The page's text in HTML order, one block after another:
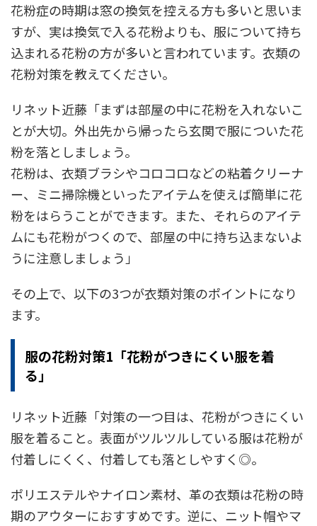
花粉症の時期は窓の換気を控える方も多いと思いま
すが、実は換気で入る花粉よりも、服について持ち
込まれる花粉の方が多いと言われています。衣類の
花粉対策を教えてください。
リネット近藤「まずは部屋の中に花粉を入れないこ
とが大切。外出先から帰ったら玄関で服についた花
粉を落としましょう。
花粉は、衣類ブラシやコロコロなどの粘着クリーナ
ー、ミニ掃除機といったアイテムを使えば簡単に花
粉をはらうことができます。また、それらのアイテ
ムにも花粉がつくので、部屋の中に持ち込まないよ
うに注意しましょう」
その上で、以下の3つが衣類対策のポイントになり
ます。
服の花粉対策1「花粉がつきにくい服を着
る」
リネット近藤「対策の一つ目は、花粉がつきにくい
服を着ること。表面がツルツルしている服は花粉が
付着しにくく、付着しても落としやすく◎。
ポリエステルやナイロン素材、革の衣類は花粉の時
期のアウターにおすすめです。逆に、ニット帽やマ